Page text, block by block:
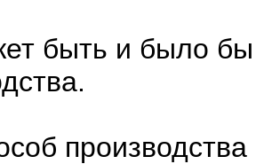
быть и было бы